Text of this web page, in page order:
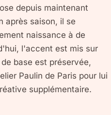
depuis maintenant
après saison, il se
naissance à de
l'accent est mis sur
base est préservée,
Paulin de Paris pour lui
supplémentaire.